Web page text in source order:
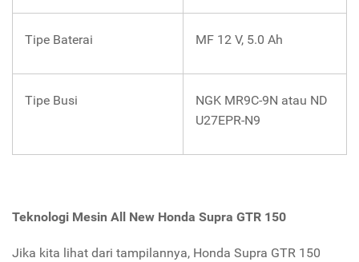
Tipe Baterai MF 12 V, 5.0 Ah
Tipe Busi
NGK MR9C-9N atau ND
U27EPR-N9
Teknologi Mesin All New Honda Supra GTR 150
Jika kita lihat dari tampilannya, Honda Supra GTR 150